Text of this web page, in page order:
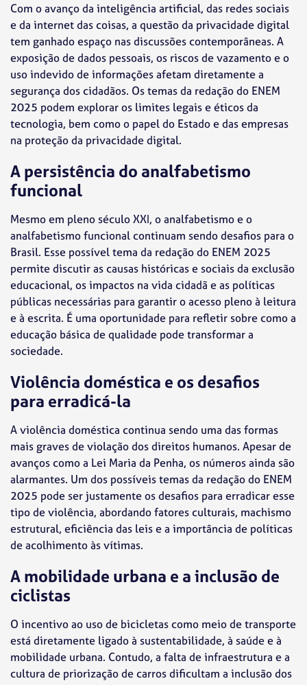
Com o avanço da inteligência artificial, das redes sociais
e da internet das coisas, a questão da privacidade digital
tem ganhado espaço nas discussões contemporâneas. A
exposição de dados pessoais, os riscos de vazamento e o
uso indevido de informações afetam diretamente a
segurança dos cidadãos. Os temas da redação do ENEM
2025 podem explorar os limites legais e éticos da
tecnologia, bem como o papel do Estado e das empresas
na proteção da privacidade digital.
A persistência do analfabetismo
funcional
Mesmo em pleno século XXI, o analfabetismo e o
analfabetismo funcional continuam sendo desafios para o
Brasil. Esse possível tema da redação do ENEM 2025
permite discutir as causas históricas e sociais da exclusão
educacional, os impactos na vida cidadã e as políticas
públicas necessárias para garantir o acesso pleno à leitura
e à escrita. É uma oportunidade para refletir sobre como a
educação básica de qualidade pode transformar a
sociedade.
Violência doméstica e os desafios
para erradicá-la
A violência doméstica continua sendo uma das formas
mais graves de violação dos direitos humanos. Apesar de
avanços como a Lei Maria da Penha, os números ainda são
alarmantes. Um dos possíveis temas da redação do ENEM
2025 pode ser justamente os desafios para erradicar esse
tipo de violência, abordando fatores culturais, machismo
estrutural, eficiência das leis e a importância de políticas
de acolhimento às vítimas.
A mobilidade urbana e a inclusão de
ciclistas
O incentivo ao uso de bicicletas como meio de transporte
está diretamente ligado à sustentabilidade, à saúde e à
mobilidade urbana. Contudo, a falta de infraestrutura e a
cultura de priorização de carros dificultam a inclusão dos